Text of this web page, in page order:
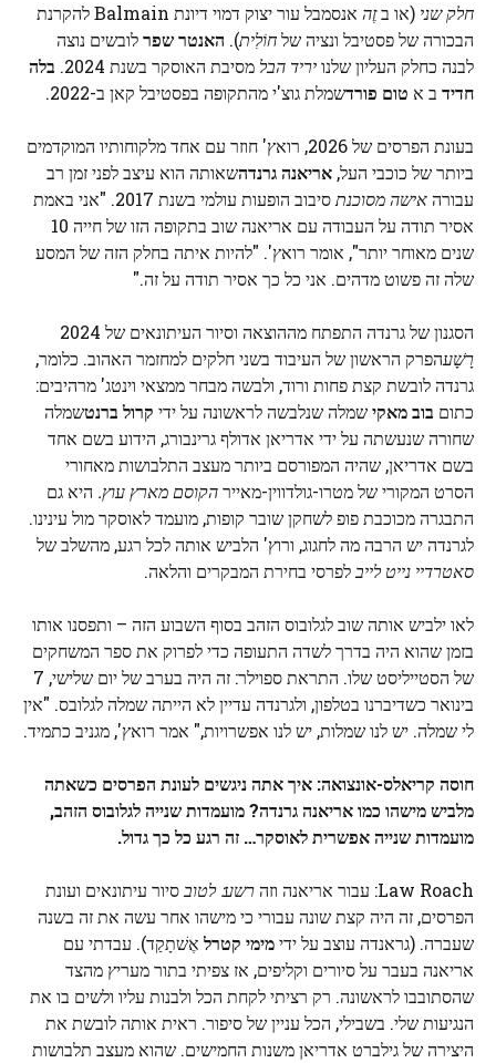
חלק שני (או בזֶה
אנסמבל עור יצוק דמוי דיונת Balmain להקרנת
הבכורה של פסטיבל ונציה שלחוֹלִית). האנטר שפרלובשים נוצה
לבנה כחלק העליון שלנויריד הבל מסיבת האוסקר בשנת 2024.
בלה
חדיד ב א טום פורדשמלת גוצ'י מהתקופה בפסטיבל קאן ב-2022.
בעונת הפרסים של 2026, רואץ' חוזר עם אחד מלקוחותיו המוקדמים
ביותר של כוכבי העל, אריאנה גרנדהשאותה הוא עיצב לפני זמן רב
עבורהאישה מסוכנת
סיבוב הופעות עולמי בשנת 2017. "אני באמת
אסיר תודה על העבודה עם אריאנה שוב בתקופה הזו של חייה 10
שנים מאוחר יותר", אומר רואץ'. "להיות איתה בחלק הזה של המסע
שלה זה פשוט מדהים. אני כל כך אסיר תודה על זה."
הסגנון של גרנדה התפתח מההוצאה וסיור העיתונאים של 2024
רָשָׁעהפרק הראשון של העיבוד בשני חלקים למחזמר האהוב. כלומר,
גרנדה לובשת קצת פחות ורוד, ולבשה מבחר ממצאי וינטג' מרהיבים:
כתום בוב מאקישמלה שנלבשה לראשונה על ידי קרול ברנטשמלה
שחורה שנעשתה על ידי אדריאן אדולף גרינבורג, הידוע בשם אחד
בשם אדריאן, שהיה המפורסם ביותר מעצב התלבושות מאחורי
הסרט המקורי של מטרו-גולדווין-מאיירהקוסם מארץ עוץ. היא גם
התבגרה מכוכבת פופ לשחקן שובר קופות, מועמד לאוסקר מול עינינו.
לגרנדה יש ​​הרבה מה לחגוג, ורוץ' הלביש אותה לכל רגע, מהשלב של
סאטרדיי נייט לייבלפרסי בחירת המבקרים והלאה.
לאו ילביש אותה שוב לגלובוס הזהב בסוף השבוע הזה – ותפסנו אותו
בזמן שהוא היה בדרך לשדה התעופה כדי לפרוק את ספר המשחקים
של הסטייליסט שלו. התראת ספוילר: זה היה בערב של יום שלישי, 7
בינואר כשדיברנו בטלפון, ולגרנדה עדיין לא הייתה שמלה לגלובס. "אין
לי שמלה. יש לנו שמלות, יש לנו אפשרויות," אמר רואץ', מגניב כתמיד.
חוסה קריאלס-אונצואה: איך אתה ניגשים לעונת הפרסים כשאתה
מלביש מישהו כמו אריאנה גרנדה? מועמדות שנייה לגלובוס הזהב,
מועמדות שנייה אפשרית לאוסקר… זה רגע כל כך גדול.
Law Roach: עבור אריאנה וזה רשע: לטובסיור עיתונאים ועונת
הפרסים, זה היה קצת שונה עבורי כי מישהו אחר עשה את זה בשנה
שעברה. (גראנדה עוצב על ידימימי קטרל אֶשׁתָקַד). עבדתי עם
אריאנה בעבר על סיורים וקליפים, אז צפיתי בתור מעריץ מהצד
שהסתובבו לראשונה. רק רציתי לקחת הכל ולבנות עליו ולשים בו את
הנגיעות שלי. בשבילי, הכל עניין של סיפור. ראית אותה לובשת את
היצירה של גילברט אדריאן משנות החמישים. שהוא מעצב תלבושות